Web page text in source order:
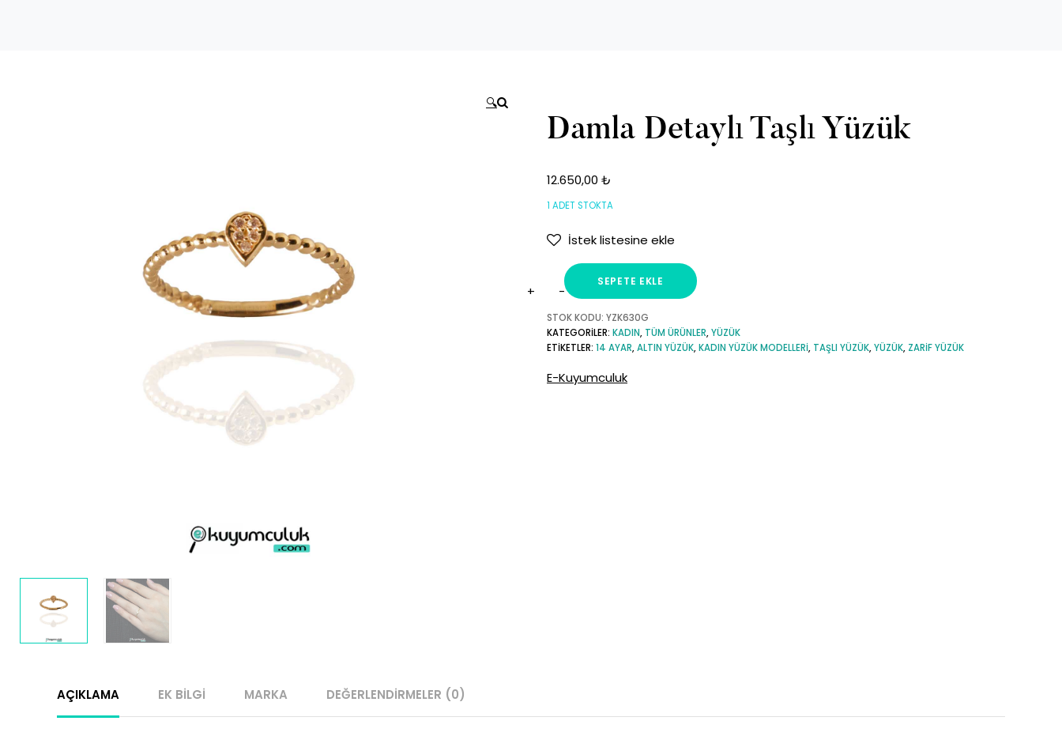
🔍
Damla Detaylı Taşlı Yüzük
12.650,00 ₺
1 ADET STOKTA
İstek listesine ekle
Damla
Detaylı
Taşlı
adet
SEPETE EKLE
STOK KODU: YZK630G
KATEGORILER: KADIN, TÜM ÜRÜNLER,YÜZÜK
ETIKETLER: 14 AYAR,ALTIN YÜZÜK,KADIN YÜZÜK MODELLERI, TAŞLI YÜZÜK,YÜZÜK, ZARIF YÜZÜK
E-Kuyumculuk
AÇIKLAMA EK BILGI MARKA DEĞERLENDIRMELER (0)